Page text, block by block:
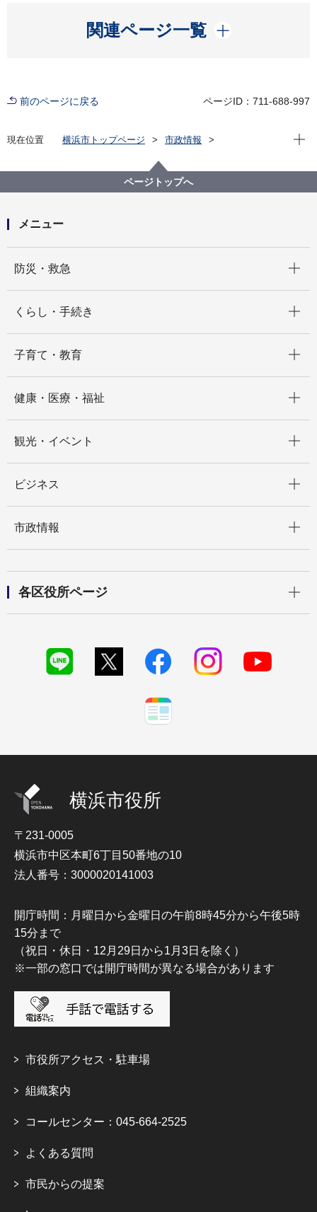
関連ページ一覧
開く
前のページに戻る ページID：711-688-997
現在位置 横浜市トップページ
市政情報
現在
ページトップへ
メニュー
防災・救急
くらし・手続き
子育て・教育
健康・医療・福祉
観光・イベント
ビジネス
市政情報
各区役所ページ
横浜市役所
〒231-0005
横浜市中区本町6丁目50番地の10
法人番号：3000020141003
開庁時間：月曜日から金曜日の午前8時45分から午後5時
15分まで
（祝日・休日・12月29日から1月3日を除く）
※一部の窓口では開庁時間が異なる場合があります
市役所アクセス・駐車場
組織案内
コールセンター：045-664-2525
よくある質問
市民からの提案